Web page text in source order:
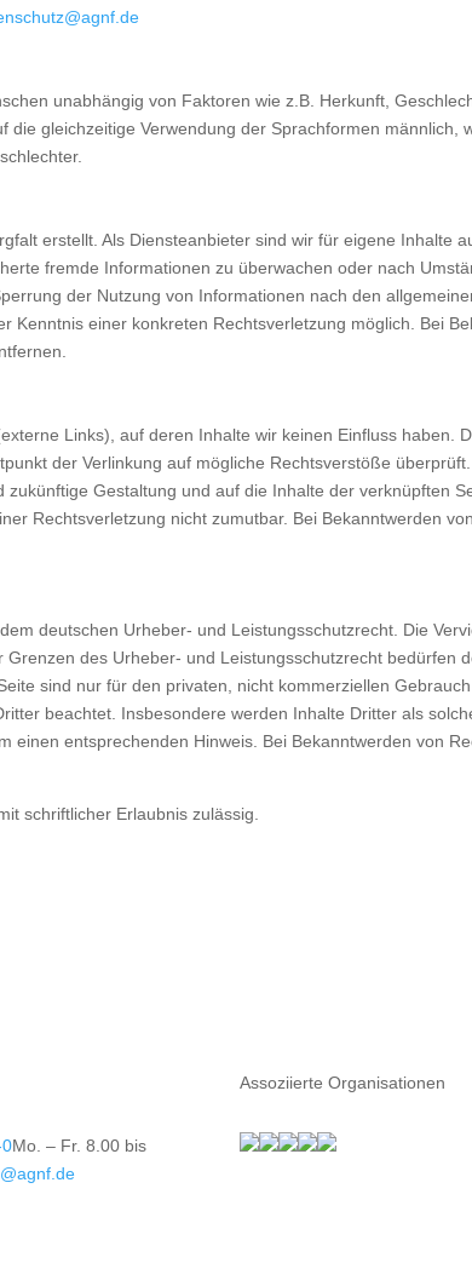
unabhängig von Faktoren wie z.B. Herkunft,
gleichzeitige Verwendung der Sprachformen männlich,
erstellt. Als Diensteanbieter sind wir für eigene Inhalte
fremde Informationen zu überwachen oder nach
der Nutzung von Informationen nach den
Kenntnis einer konkreten Rechtsverletzung möglich. Bei
Links), auf deren Inhalte wir keinen Einfluss haben.
der Verlinkung auf mögliche Rechtsverstöße
Gestaltung und auf die Inhalte der verknüpften
Rechtsverletzung nicht zumutbar. Bei Bekanntwerden
deutschen Urheber- und Leistungsschutzrecht. Die
des Urheber- und Leistungsschutzrecht bedürfen
sind nur für den privaten, nicht kommerziellen
beachtet. Insbesondere werden Inhalte Dritter als
einen entsprechenden Hinweis. Bei Bekanntwerden von
schriftlicher Erlaubnis zulässig.
Mo. – Fr. 8.00 bis
Assoziierte Organisationen